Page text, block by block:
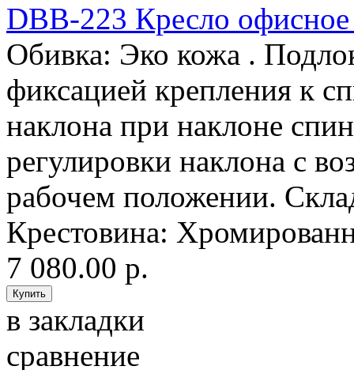
DBB-223 Кресло
Обивка: Эко кожа .
фиксацией крепления к
наклона при наклоне
регулировки наклона с
рабочем положении.
Крестовина:
7 080.00 р.
в закладки
сравнение